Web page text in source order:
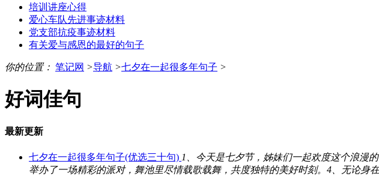
培训讲座心得
爱心车队先进事迹材料
党支部抗疫事迹材料
有关爱与感恩的最好的句子
你的位置： 笔记网 >导航 >七夕在一起很多年句子 >
好词佳句
最新更新
七夕在一起很多年句子(优选三十句) 1、今天是七夕节，姊妹们一起欢度这个浪漫
举办了一场精彩的派对，舞池里尽情载歌载舞，共度独特的美好时刻。4、无论